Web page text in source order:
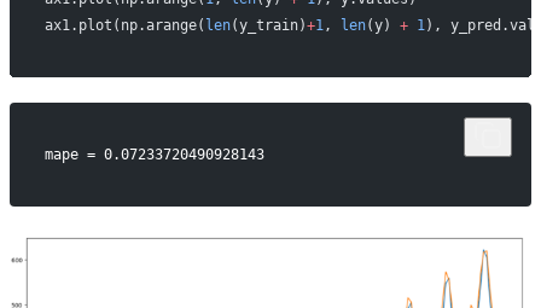
ax1.plot(np.arange( len(y_train)+1, len(y) + 1),
mape = 0.07233720490928143